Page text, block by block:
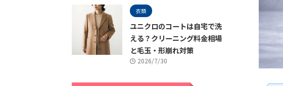
衣類
ユニクロのコートは自宅で洗
える？クリーニング料金相場
と毛玉・形崩れ対策
2026/7/30